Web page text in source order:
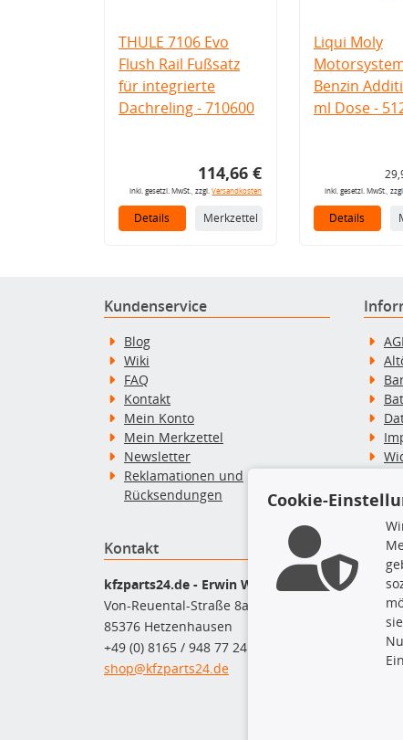
THULE 7106 Evo
Flush Rail Fußsatz
für integrierte
Dachreling - 710600
114,66 €
inkl. gesetzl. MwSt., zzgl.Versandkosten
Details Merkzettel
Liqui Moly
Benzin
ml Dose -
inkl. gesetzl. MwSt.,
Details
Kundenservice
Blog
Wiki
FAQ
Kontakt
Mein Konto
Mein Merkzettel
Newsletter
Reklamationen und
Rücksendungen
Kontakt
kfzparts24.de - Erwin Weber GmbH
Von-Reuental-Straße 8a
85376 Hetzenhausen
+49 (0) 8165 / 948 77 24
shop@kfzparts24.de
Top
Cookie-